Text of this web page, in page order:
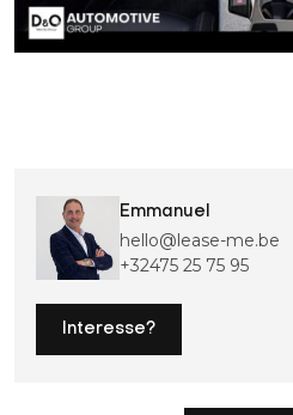
Emmanuel
hello@lease-me.be
+32475 25 75 95
Interesse?